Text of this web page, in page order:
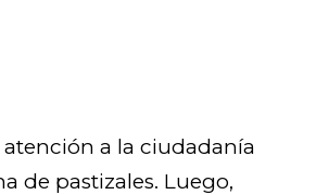
a la ciudadanía
de pastizales. Luego,